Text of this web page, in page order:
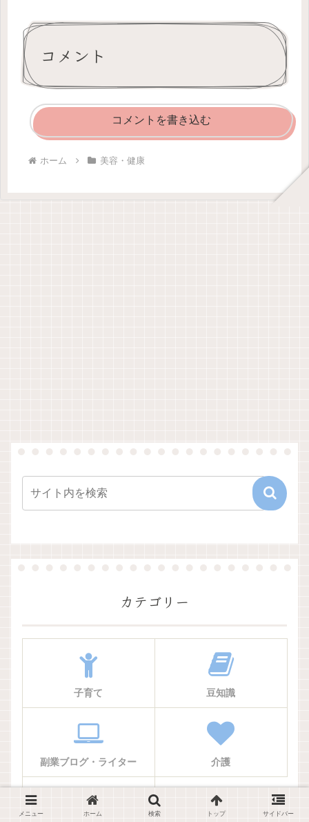
コメント
コメントを書き込む
ホーム 美容・健康
カテゴリー
子育て 豆知識
副業ブログ・ライター 介護
メニュー ホーム 検索 トップ サイドバー